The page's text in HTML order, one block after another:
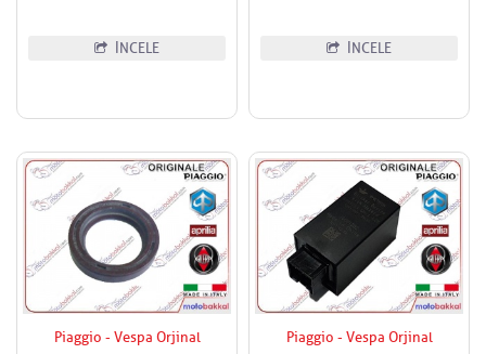
İNCELE İNCELE
Piaggio - Vespa Orjinal Piaggio - Vespa Orjinal